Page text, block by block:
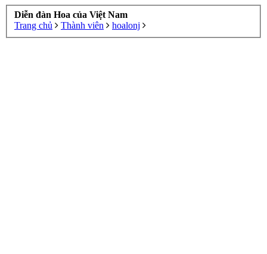
Diễn đàn Hoa của Việt Nam
Trang chủ
Thành viên hoalonj